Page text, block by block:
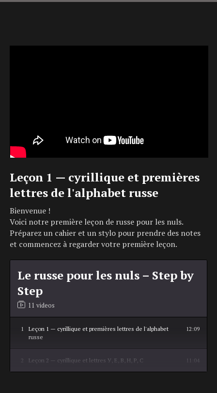
Le russe pour les nuls – Step by
Step
11 videos
1
Leçon 1 — cyrillique et premières lettres de l'alphabet
russe
12:09
2 Leçon 2 — cyrillique et lettres У, Е, В, Н, Р, С 11:04
Leçon 1 — cyrillique et premières
lettres de l'alphabet russe
Bienvenue !
Voici notre première leçon de russe pour les nuls.
Préparez un cahier et un stylo pour prendre des notes
et commencez à regarder votre première leçon.